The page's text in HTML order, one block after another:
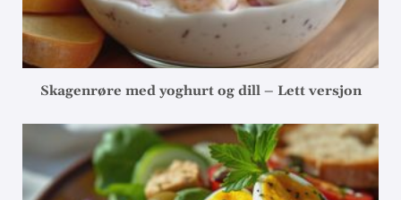
Skagenrøre med yoghurt og dill – Lett versjon